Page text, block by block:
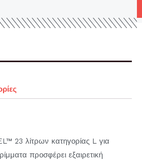
23 λίτρων κατηγορίας L για
προσφέρει εξαιρετική